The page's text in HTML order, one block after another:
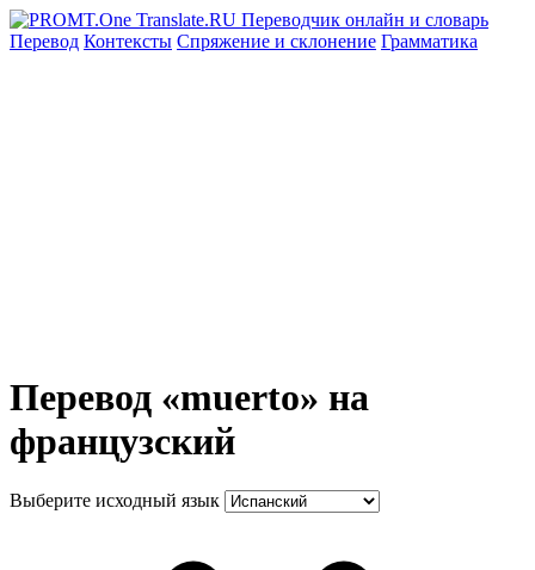
Перевод Контексты Спряжение и склонение Грамматика
Перевод «muerto» на
французский
Выберите исходный язык